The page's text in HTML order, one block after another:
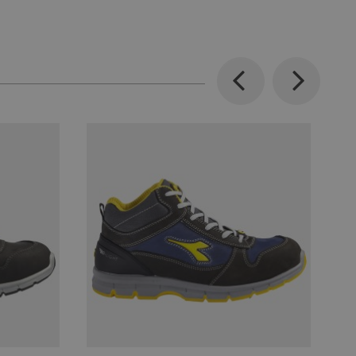
Previous Next